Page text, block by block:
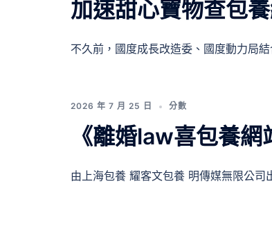
加速甜心寶物查包
不久前，國度成長改造委、國度動力局
2026 年 7 月 25 日 分數
《離婚law喜包養
由上海包養 耀客文包養 明傳媒無限公